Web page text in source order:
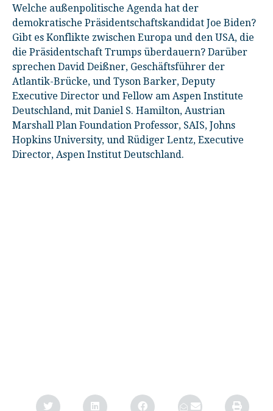
Welche außenpolitische Agenda hat der
demokratische Präsidentschaftskandidat Joe Biden?
Gibt es Konflikte zwischen Europa und den USA, die
die Präsidentschaft Trumps überdauern? Darüber
sprechen David Deißner, Geschäftsführer der
Atlantik-Brücke, und Tyson Barker, Deputy
Executive Director und Fellow am Aspen Institute
Deutschland, mit Daniel S. Hamilton, Austrian
Marshall Plan Foundation Professor, SAIS, Johns
Hopkins University, und Rüdiger Lentz, Executive
Director, Aspen Institut Deutschland.